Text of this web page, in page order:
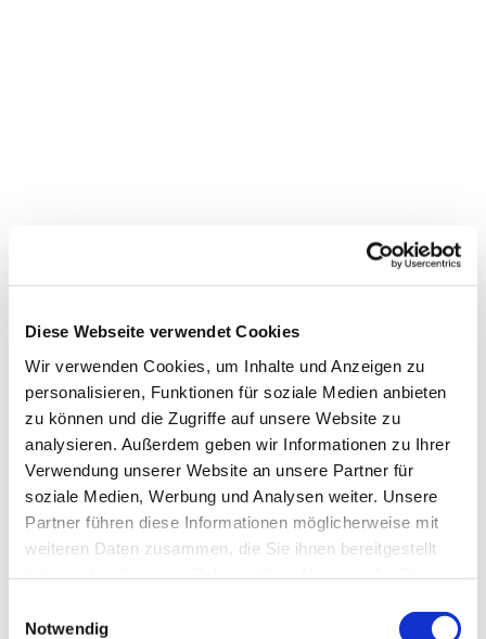
Diese Webseite verwendet Cookies
Wir verwenden Cookies, um Inhalte und Anzeigen zu
personalisieren, Funktionen für soziale Medien anbieten
zu können und die Zugriffe auf unsere Website zu
analysieren. Außerdem geben wir Informationen zu Ihrer
Verwendung unserer Website an unsere Partner für
soziale Medien, Werbung und Analysen weiter. Unsere
Partner führen diese Informationen möglicherweise mit
weiteren Daten zusammen, die Sie ihnen bereitgestellt
Notwendig
Dies könnte Sie auch
interessieren